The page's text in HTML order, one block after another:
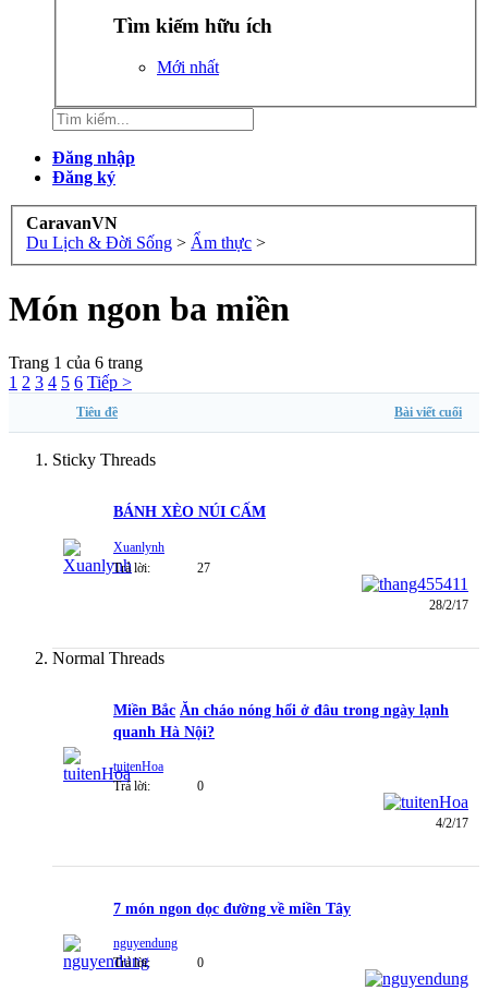
Tìm kiếm hữu ích
Mới nhất
Đăng nhập
Đăng ký
CaravanVN
Du Lịch & Đời Sống > Ẩm thực >
Món ngon ba miền
Trang 1 của 6 trang
1 2 3 4 5 6 Tiếp >
Tiêu đề Bài viết cuối
Sticky Threads
BÁNH XÈO NÚI CẤM
Xuanlynh
Trả lời:
27
28/2/17
Normal Threads
Miền Bắc Ăn cháo nóng hổi ở đâu trong ngày lạnh
quanh Hà Nội?
tuitenHoa
Trả lời:
0
4/2/17
7 món ngon dọc đường về miền Tây
nguyendung
Trả lời:
0